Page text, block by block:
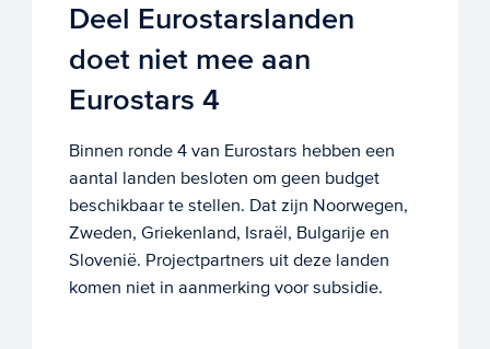
Deel Eurostarslanden
doet niet mee aan
Eurostars 4
Binnen ronde 4 van Eurostars hebben een
aantal landen besloten om geen budget
beschikbaar te stellen. Dat zijn Noorwegen,
Zweden, Griekenland, Israël, Bulgarije en
Slovenië. Projectpartners uit deze landen
komen niet in aanmerking voor subsidie.